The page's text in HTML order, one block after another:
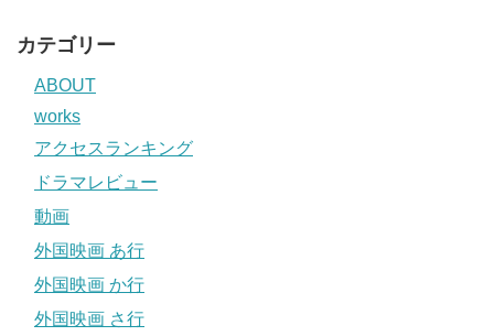
カテゴリー
ABOUT
works
アクセスランキング
ドラマレビュー
動画
外国映画 あ行
外国映画 か行
外国映画 さ行